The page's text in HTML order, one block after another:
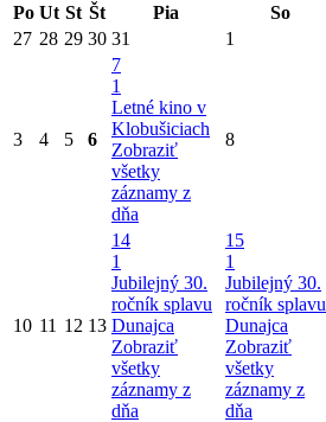
Po Ut St Št Pia So
27 28 29 30 31 1
3 4 5 6
7
1
Letné kino v
Klobušiciach
Zobraziť
všetky
záznamy z
dňa
8
10 11 12 13
14
1
Jubilejný 30.
ročník splavu
Dunajca
Zobraziť
všetky
záznamy z
dňa
15
1
Jubilejný 30.
ročník splavu
Dunajca
Zobraziť
všetky
záznamy z
dňa